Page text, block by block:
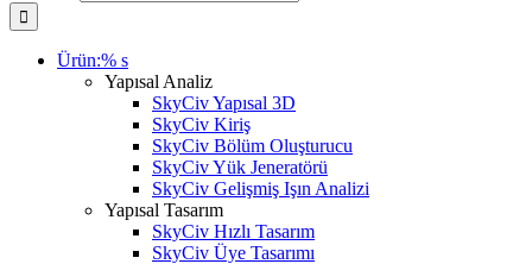
Ürün:% s
Yapısal Analiz
SkyCiv Yapısal 3D
SkyCiv Kiriş
SkyCiv Bölüm Oluşturucu
SkyCiv Yük Jeneratörü
SkyCiv Gelişmiş Işın Analizi
Yapısal Tasarım
SkyCiv Hızlı Tasarım
SkyCiv Üye Tasarımı